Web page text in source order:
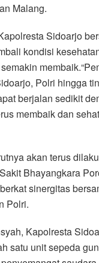
Malang.
Sidoarjo
kondisi
Polri hingga
berjalan sedikit
membaik dan
akan terus
Bhayangkara
sinergitas
Polri.
Kapolresta
satu unit sepeda